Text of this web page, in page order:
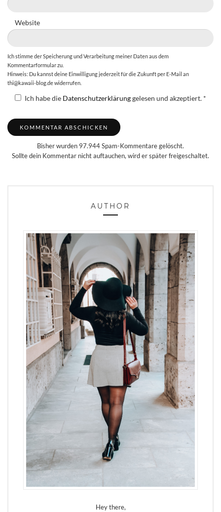
Website
Ich stimme der Speicherung und Verarbeitung meiner Daten aus dem
Kommentarformular zu.
Hinweis: Du kannst deine Einwilligung jederzeit für die Zukunft per E-Mail an
thi@kawaii-blog.de widerrufen.
Ich habe die Datenschutzerklärunggelesen und akzeptiert. *
Bisher wurden 97.944 Spam-Kommentare gelöscht.
Sollte dein Kommentar nicht auftauchen, wird er später freigeschaltet.
AUTHOR
Hey there,